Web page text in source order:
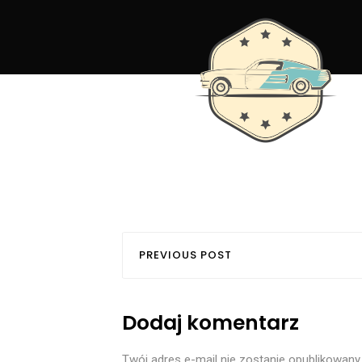
PREVIOUS POST
Dodaj komentarz